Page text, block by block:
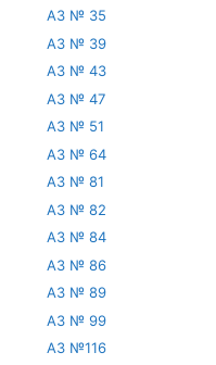
АЗ № 35
АЗ № 39
АЗ № 43
АЗ № 47
АЗ № 51
АЗ № 64
АЗ № 81
АЗ № 82
АЗ № 84
АЗ № 86
АЗ № 89
АЗ № 99
АЗ №116